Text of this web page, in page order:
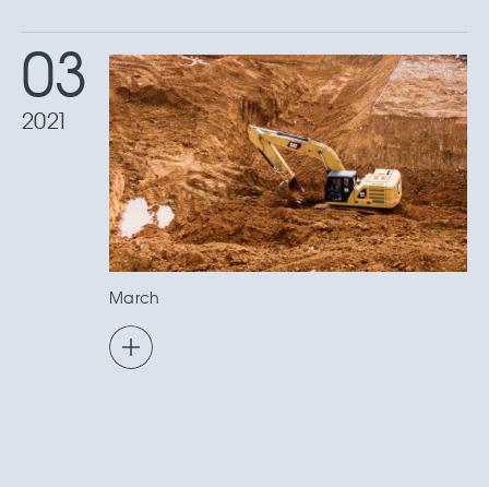
03
2021
March